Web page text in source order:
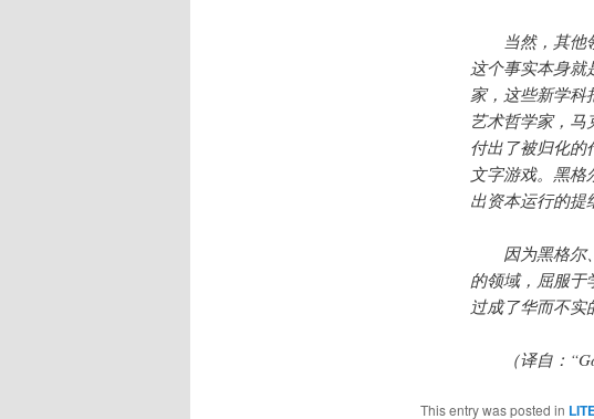
当然，其他领
这个事实本身就
家，这些新学科
艺术哲学家，
付出了被归化的
文字游戏。黑
出资本运行的提
因为黑格尔、
的领域，屈服于
过成了华而不实
（译自：
This entry was posted in